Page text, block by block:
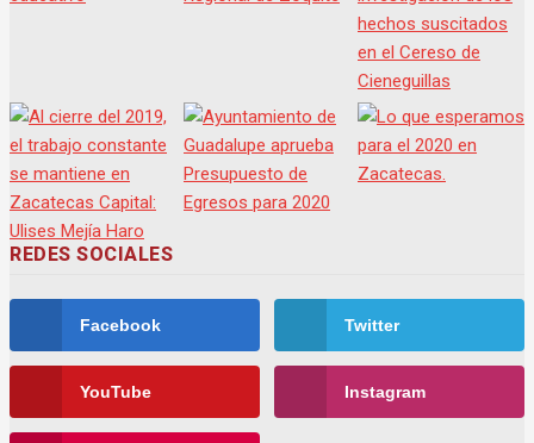
REDES SOCIALES
Facebook Twitter
YouTube Instagram